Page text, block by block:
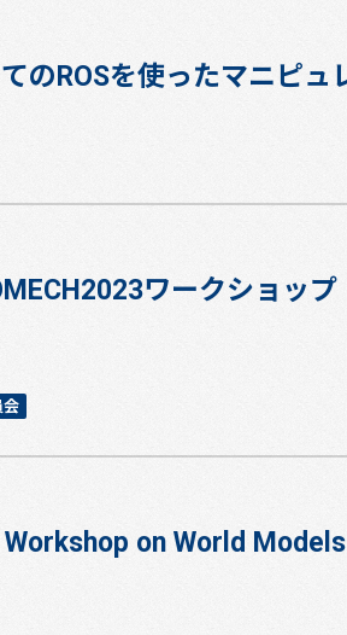
のROSを使ったマニピュ
ワークショッ
会
Workshop on World